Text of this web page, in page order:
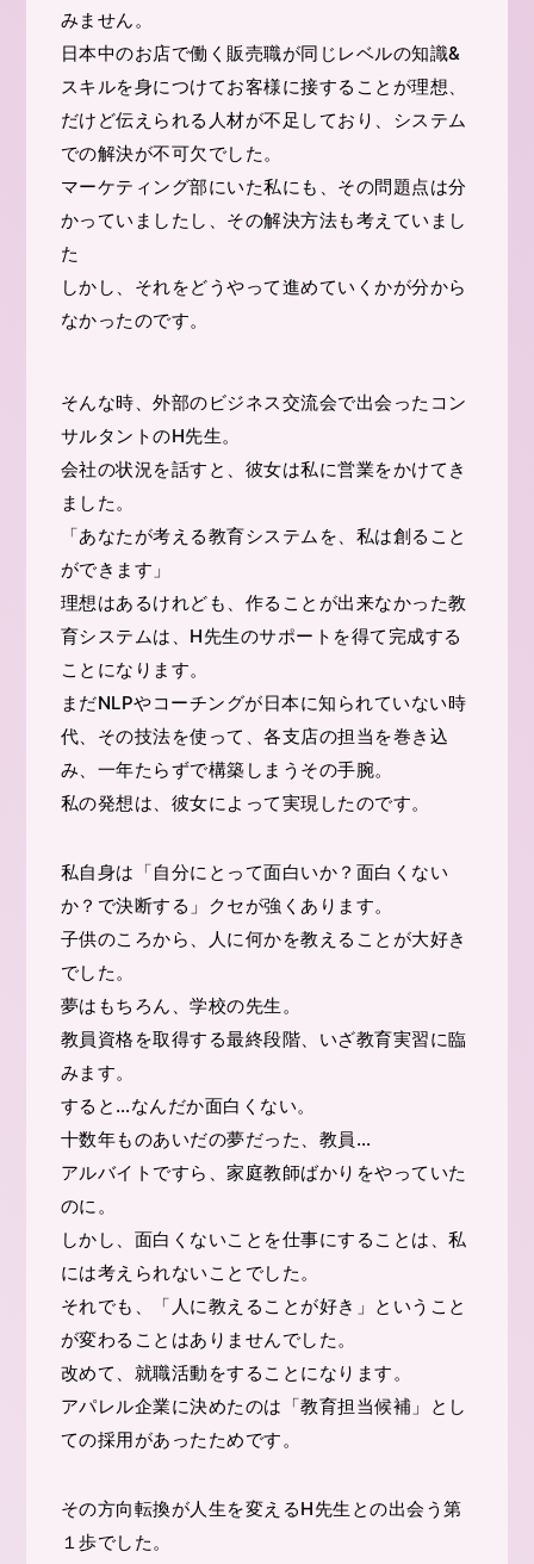
みません。
日本中のお店で働く販売職が同じレベルの知識&
スキルを身につけてお客様に接することが理想、
だけど伝えられる人材が不足しており、システム
での解決が不可欠でした。
マーケティング部にいた私にも、その問題点は分
かっていましたし、その解決方法も考えていまし
た
しかし、それをどうやって進めていくかが分から
なかったのです。
そんな時、外部のビジネス交流会で出会ったコン
サルタントのH先生。
会社の状況を話すと、彼女は私に営業をかけてき
ました。
「あなたが考える教育システムを、私は創ること
ができます」
理想はあるけれども、作ることが出来なかった教
育システムは、H先生のサポートを得て完成する
ことになります。
まだNLPやコーチングが日本に知られていない時
代、その技法を使って、各支店の担当を巻き込
み、一年たらずで構築しまうその手腕。
私の発想は、彼女によって実現したのです。
私自身は「自分にとって面白いか？面白くない
か？で決断する」クセが強くあります。
子供のころから、人に何かを教えることが大好き
でした。
夢はもちろん、学校の先生。
教員資格を取得する最終段階、いざ教育実習に臨
みます。
すると…なんだか面白くない。
十数年ものあいだの夢だった、教員…
アルバイトですら、家庭教師ばかりをやっていた
のに。
しかし、面白くないことを仕事にすることは、私
には考えられないことでした。
それでも、「人に教えることが好き」ということ
が変わることはありませんでした。
改めて、就職活動をすることになります。
アパレル企業に決めたのは「教育担当候補」とし
ての採用があったためです。
その方向転換が人生を変えるH先生との出会う第
１歩でした。